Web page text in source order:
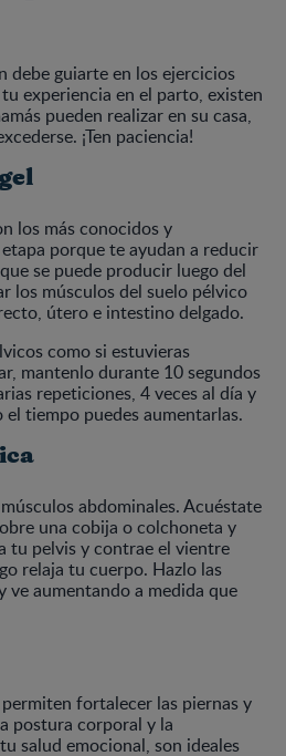
debe guiarte en los ejercicios
experiencia en el parto, existen
pueden realizar en su casa,
¡Ten paciencia!
los más conocidos y
porque te ayudan a reducir
se puede producir luego del
los músculos del suelo pélvico
útero e intestino delgado.
como si estuvieras
mantenlo durante 10 segundos
repeticiones, 4 veces al día y
el tiempo puedes aumentarlas.
abdominales. Acuéstate
una cobija o colchoneta y
tu pelvis y contrae el vientre
relaja tu cuerpo. Hazlo las
ve aumentando a medida que
fortalecer las piernas y
postura corporal y la
salud emocional, son ideales